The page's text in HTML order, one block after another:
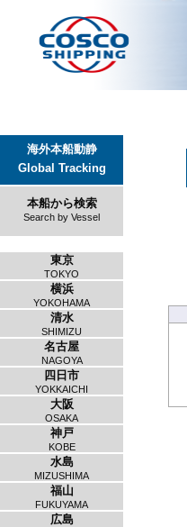
海外本船動静
Global Tracking
本船から検索
Search by Vessel
東京
TOKYO
横浜
YOKOHAMA
清水
SHIMIZU
名古屋
NAGOYA
四日市
YOKKAICHI
大阪
OSAKA
神戸
KOBE
水島
MIZUSHIMA
福山
FUKUYAMA
広島